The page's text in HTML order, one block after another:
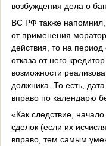
возбуждения дела о
ВС РФ также напомнил,
от применения
действия, то на
отказа от него
возможности
должника. То есть,
вправо по календарю
«Как следствие,
сделок (если их
вправо, тем самым